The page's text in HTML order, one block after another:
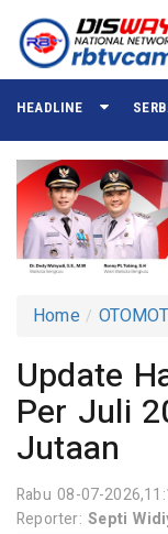
HEADLINE
Home
Update
Per Juli
Jutaan
Rabu 08-07-
Reporter:Septi